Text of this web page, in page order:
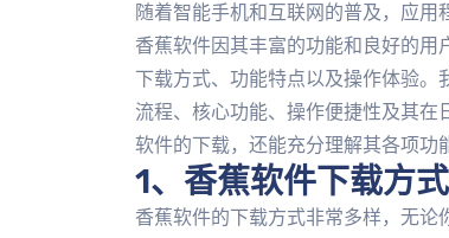
随着智能手机和互联网的普及，应用
香蕉软件因其丰富的功能和良好的用
下载方式、功能特点以及操作体验
流程、核心功能、操作便捷性及其
软件的下载，还能充分理解其各项功
1、香蕉软件下载方
香蕉软件的下载方式非常多样，无论